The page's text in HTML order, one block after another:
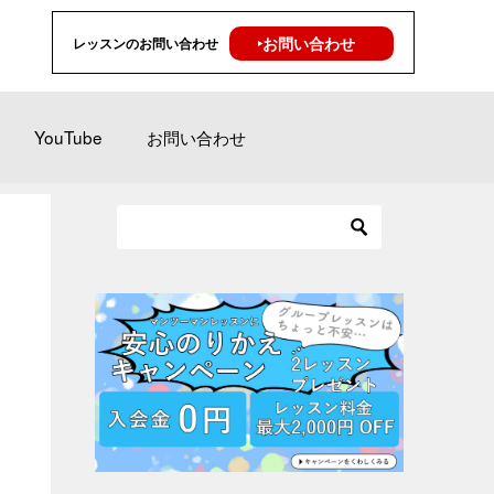
レッスンのお問い合わせ ‣お問い合わせ
YouTube お問い合わせ